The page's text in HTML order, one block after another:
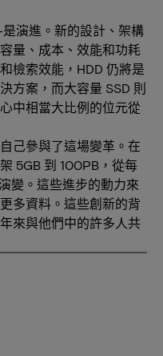
演進。新的設計、架構
量、成本、效能和功耗
檢索效能，HDD 仍將是
方案，而大容量 SSD 則
中相當大比例的位元從
己參與了這場變革。在
5GB 到 100PB，從每
變。這些進步的動力來
多資料。這些創新的背
來與他們中的許多人共